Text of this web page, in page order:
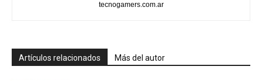
tecnogamers.com.ar
Artículos relacionados Más del autor